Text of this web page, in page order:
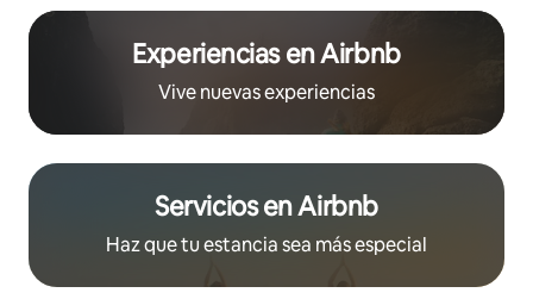
Experiencias en Airbnb
Vive nuevas experiencias
Servicios en Airbnb
Haz que tu estancia sea más especial